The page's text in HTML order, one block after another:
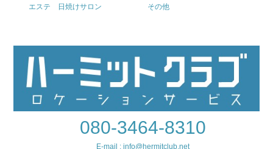
エステ 日焼けサロン
その他
080-3464-8310
E-mail : info@hermitclub.net